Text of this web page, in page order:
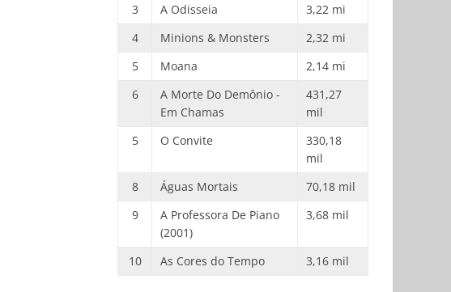
3 A Odisseia
3,22 mi
4
Minions & Monsters
2,32 mi
5
Moana
2,14 mi
6
A Morte Do Demônio -
Em Chamas
431,27
mil
5
O Convite
330,18
mil
8
Águas Mortais
70,18 mil
9
A Professora De Piano
(2001)
3,68 mil
10 As Cores do Tempo 3,16 mil